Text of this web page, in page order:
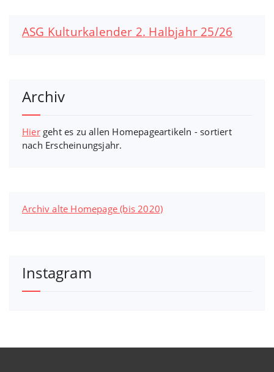
ASG Kulturkalender 2. Halbjahr 25/26
Archiv
Hiergeht es zu allen Homepageartikeln - sortiert
nach Erscheinungsjahr.
Archiv alte Homepage (bis 2020)
Instagram